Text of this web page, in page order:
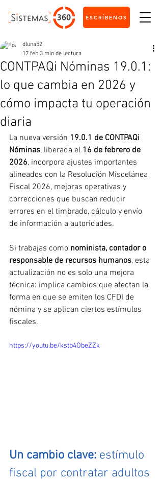
ESCRÍBENOS
CONTPAQi Nóminas 19.0.1:
lo que cambia en 2026 y
cómo impacta tu operación
diaria
dluna52
17 feb 3 min de lectura
La nueva versión 19.0.1 de CONTPAQi
Nóminas, liberada el 16 de febrero de
2026, incorpora ajustes importantes
alineados con la Resolución Miscelánea
Fiscal 2026, mejoras operativas y
correcciones que buscan reducir
errores en el timbrado, cálculo y envío
de información a autoridades.
Si trabajas como nominista, contador o
responsable de recursos humanos, esta
actualización no es solo una mejora
técnica: implica cambios que afectan la
forma en que se emiten los CFDI de
nómina y se aplican ciertos estímulos
fiscales.
https://youtu.be/kstb4ObeZZk
Un cambio clave: estímulo
fiscal por contratar adultos